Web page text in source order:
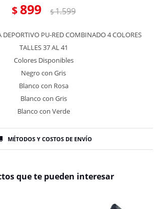
$ 899 $1.599
PU-RED COMBINADO 4 COLORES
TALLES 37 AL 41
Colores Disponibles
Negro con Gris
Blanco con Rosa
Blanco con Gris
Blanco con Verde
MÉTODOS Y COSTOS DE ENVÍO
que te pueden interesar